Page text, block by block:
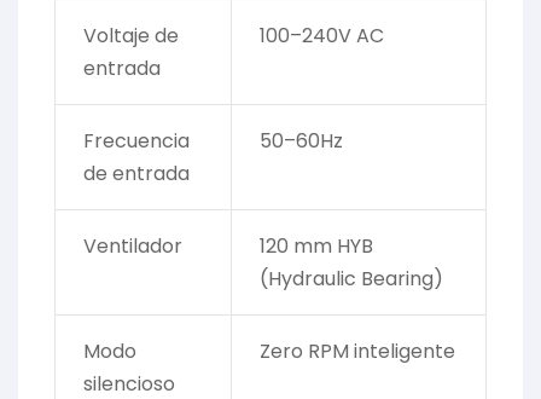
Voltaje de
entrada
100–240V AC
Frecuencia
de entrada
50–60Hz
Ventilador
120 mm HYB
(Hydraulic Bearing)
Modo
silencioso
Zero RPM inteligente